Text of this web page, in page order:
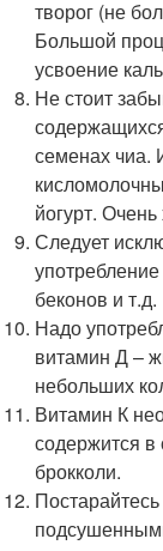
творог (не
Большой
усвоение
Не стоит
семенах чиа.
йогурт.
Следует
беконов и т.д.
Надо
витамин Д –
небольших
Витамин К
содержится в
брокколи.